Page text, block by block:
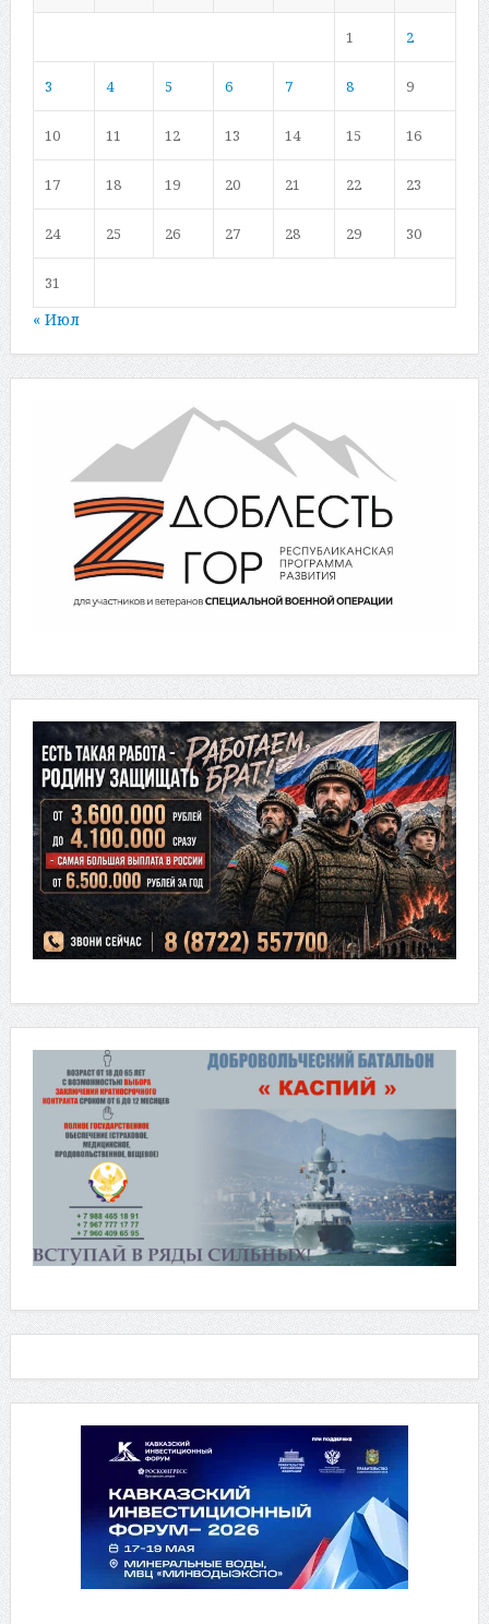
1 2
3 4 5 6 7 8 9
10 11 12 13 14 15 16
17 18 19 20 21 22 23
24 25 26 27 28 29 30
31
« Июл